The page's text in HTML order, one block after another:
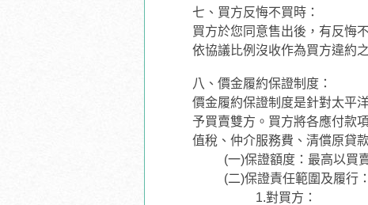
七、買方反悔不買時：
買方於您同意售出後，有反悔
依協議比例沒收作為買方違約
八、價金履約保證制度：
價金履約保證制度是針對太平
予買賣雙方。買方將各應付款
值稅、仲介服務費、清償原貸
(一)保證額度：最高以買
(二)保證責任範圍及履行：
1.對買方：